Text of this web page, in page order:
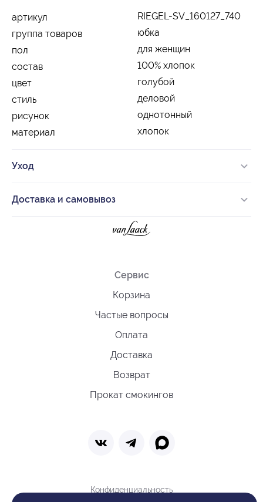
артикул
RIEGEL-SV_160127_740
группа товаров
юбка
пол
для женщин
состав
100% хлопок
цвет
голубой
стиль
деловой
рисунок
однотонный
материал
хлопок
Уход
Доставка и самовывоз
Сервис
Корзина
Частые вопросы
Оплата
Доставка
Возврат
Прокат смокингов
Конфиденциальность